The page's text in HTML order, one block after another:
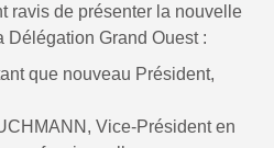
ravis de présenter la nouvelle
Délégation Grand Ouest :
que nouveau Président,
Vice-Président en